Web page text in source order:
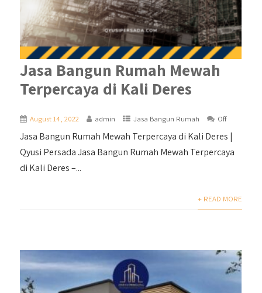
Jasa Bangun Rumah Mewah
Terpercaya di Kali Deres
August 14, 2022 admin Jasa Bangun Rumah Off
Jasa Bangun Rumah Mewah Terpercaya di Kali Deres |
Qyusi Persada Jasa Bangun Rumah Mewah Terpercaya
di Kali Deres –...
+ READ MORE